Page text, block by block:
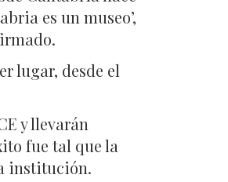
es un museo’,
lugar, desde el
y llevarán
fue tal que la
institución.